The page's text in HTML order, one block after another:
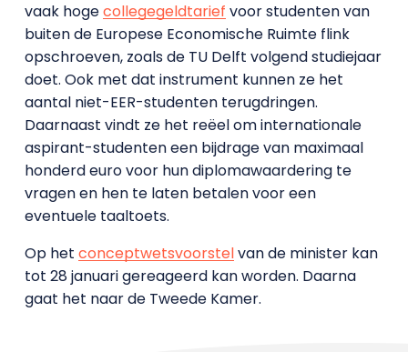
vaak hogecollegegeldtarief voor studenten van
buiten de Europese Economische Ruimte flink
opschroeven, zoals de TU Delft volgend studiejaar
doet. Ook met dat instrument kunnen ze het
aantal niet-EER-studenten terugdringen.
Daarnaast vindt ze het reëel om internationale
aspirant-studenten een bijdrage van maximaal
honderd euro voor hun diplomawaardering te
vragen en hen te laten betalen voor een
eventuele taaltoets.
Op het conceptwetsvoorstelvan de minister kan
tot 28 januari gereageerd kan worden. Daarna
gaat het naar de Tweede Kamer.